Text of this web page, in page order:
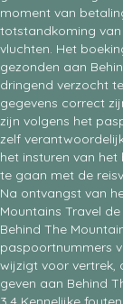
moment van
totstandkoming
vluchten. Het
gezonden aan
dringend verzocht
gegevens correct
zijn volgens het
zelf
het insturen van
te gaan met de
Na ontvangst van
Mountains Travel
Behind The
paspoortnummers
wijzigt voor vertrek,
geven aan Behind